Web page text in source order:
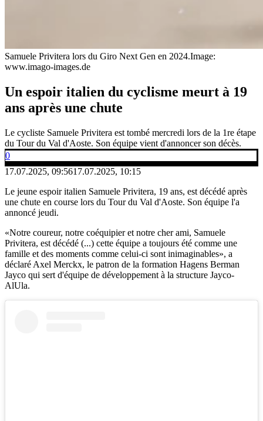
Samuele Privitera lors du Giro Next Gen en 2024.Image:
www.imago-images.de
Un espoir italien du cyclisme meurt à 19
ans après une chute
Le cycliste Samuele Privitera est tombé mercredi lors de la 1re étape
du Tour du Val d'Aoste. Son équipe vient d'annoncer son décès.
0
17.07.2025, 09:5617.07.2025, 10:15
Le jeune espoir italien Samuele Privitera, 19 ans, est décédé après
une chute en course lors du Tour du Val d'Aoste. Son équipe l'a
annoncé jeudi.
«Notre coureur, notre coéquipier et notre cher ami, Samuele
Privitera, est décédé (...) cette équipe a toujours été comme une
famille et des moments comme celui-ci sont inimaginables», a
déclaré Axel Merckx, le patron de la formation Hagens Berman
Jayco qui sert d'équipe de développement à la structure Jayco-
AlUla.